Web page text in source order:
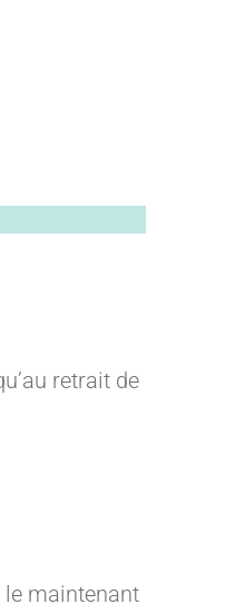
retrait de
le maintenant